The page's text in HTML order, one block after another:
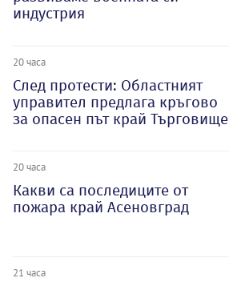
индустрия
20 часа
След протести: Областният
управител предлага кръгово
за опасен път край Търговище
20 часа
Какви са последиците от
пожара край Асеновград
21 часа